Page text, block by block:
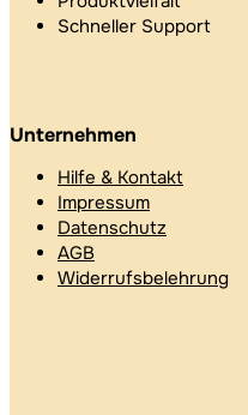
Schneller Support
Unternehmen
Hilfe & Kontakt
Impressum
Datenschutz
AGB
Widerrufsbelehrung